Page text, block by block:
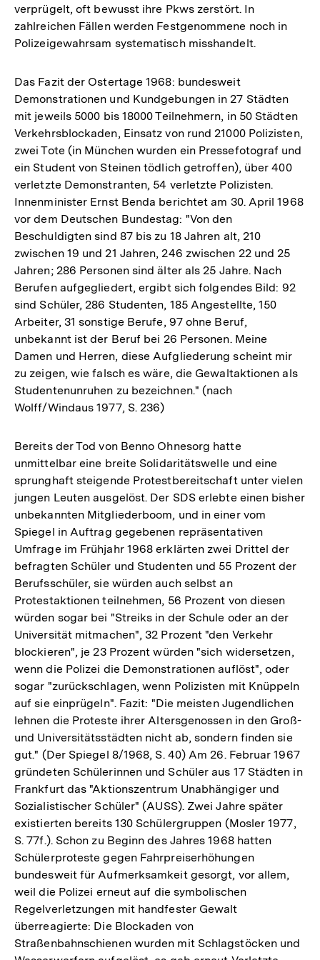
verprügelt, oft bewusst ihre Pkws zerstört. In
zahlreichen Fällen werden Festgenommene noch in
Polizeigewahrsam systematisch misshandelt.
Das Fazit der Ostertage 1968: bundesweit
Demonstrationen und Kundgebungen in 27 Städten
mit jeweils 5000 bis 18000 Teilnehmern, in 50 Städten
Verkehrsblockaden, Einsatz von rund 21000 Polizisten,
zwei Tote (in München wurden ein Pressefotograf und
ein Student von Steinen tödlich getroffen), über 400
verletzte Demonstranten, 54 verletzte Polizisten.
Innenminister Ernst Benda berichtet am 30. April 1968
vor dem Deutschen Bundestag: "Von den
Beschuldigten sind 87 bis zu 18 Jahren alt, 210
zwischen 19 und 21 Jahren, 246 zwischen 22 und 25
Jahren; 286 Personen sind älter als 25 Jahre. Nach
Berufen aufgegliedert, ergibt sich folgendes Bild: 92
sind Schüler, 286 Studenten, 185 Angestellte, 150
Arbeiter, 31 sonstige Berufe, 97 ohne Beruf,
unbekannt ist der Beruf bei 26 Personen. Meine
Damen und Herren, diese Aufgliederung scheint mir
zu zeigen, wie falsch es wäre, die Gewaltaktionen als
Studentenunruhen zu bezeichnen." (nach
Wolff/Windaus 1977, S. 236)
Bereits der Tod von Benno Ohnesorg hatte
unmittelbar eine breite Solidaritätswelle und eine
sprunghaft steigende Protestbereitschaft unter vielen
jungen Leuten ausgelöst. Der SDS erlebte einen bisher
unbekannten Mitgliederboom, und in einer vom
Spiegel in Auftrag gegebenen repräsentativen
Umfrage im Frühjahr 1968 erklärten zwei Drittel der
befragten Schüler und Studenten und 55 Prozent der
Berufsschüler, sie würden auch selbst an
Protestaktionen teilnehmen, 56 Prozent von diesen
würden sogar bei "Streiks in der Schule oder an der
Universität mitmachen", 32 Prozent "den Verkehr
blockieren", je 23 Prozent würden "sich widersetzen,
wenn die Polizei die Demonstrationen auflöst", oder
sogar "zurückschlagen, wenn Polizisten mit Knüppeln
auf sie einprügeln". Fazit: "Die meisten Jugendlichen
lehnen die Proteste ihrer Altersgenossen in den Groß-
und Universitätsstädten nicht ab, sondern finden sie
gut." (Der Spiegel 8/1968, S. 40) Am 26. Februar 1967
gründeten Schülerinnen und Schüler aus 17 Städten in
Frankfurt das "Aktionszentrum Unabhängiger und
Sozialistischer Schüler" (AUSS). Zwei Jahre später
existierten bereits 130 Schülergruppen (Mosler 1977,
S. 77f.). Schon zu Beginn des Jahres 1968 hatten
Schülerproteste gegen Fahrpreiserhöhungen
bundesweit für Aufmerksamkeit gesorgt, vor allem,
weil die Polizei erneut auf die symbolischen
Regelverletzungen mit handfester Gewalt
überreagierte: Die Blockaden von
Straßenbahnschienen wurden mit Schlagstöcken und